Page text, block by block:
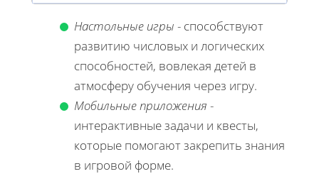
Настольные игры - способствуют
развитию числовых и логических
способностей, вовлекая детей в
атмосферу обучения через игру.
Мобильные приложения -
интерактивные задачи и квесты,
которые помогают закрепить знания
в игровой форме.